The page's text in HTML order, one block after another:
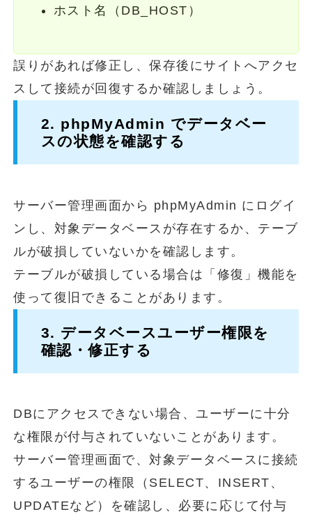
ホスト名（DB_HOST）
誤りがあれば修正し、保存後にサイトへアクセ
スして接続が回復するか確認しましょう。
2. phpMyAdmin でデータベー
スの状態を確認する
サーバー管理画面から phpMyAdmin にログイ
ンし、対象データベースが存在するか、テーブ
ルが破損していないかを確認します。
テーブルが破損している場合は「修復」機能を
使って復旧できることがあります。
3. データベースユーザー権限を
確認・修正する
DBにアクセスできない場合、ユーザーに十分
な権限が付与されていないことがあります。
サーバー管理画面で、対象データベースに接続
するユーザーの権限（SELECT、INSERT、
UPDATEなど）を確認し、必要に応じて付与